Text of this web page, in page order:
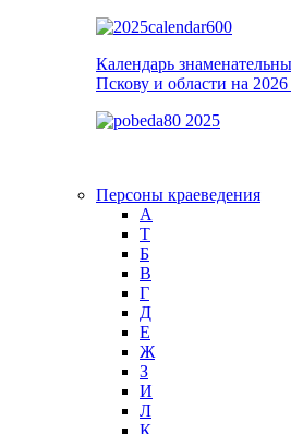
Календарь
Пскову и области на
Персоны краеведения
А
T
Б
В
Г
Д
Е
Ж
З
И
Л
К